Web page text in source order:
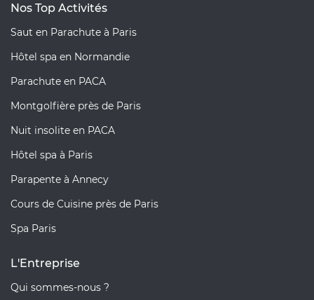
Nos Top Activités
Saut en Parachute à Paris
Hôtel spa en Normandie
Parachute en PACA
Montgolfière près de Paris
Nuit insolite en PACA
Hôtel spa à Paris
Parapente à Annecy
Cours de Cuisine près de Paris
Spa Paris
L'Entreprise
Qui sommes-nous ?